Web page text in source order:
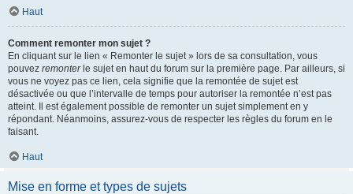
Haut
Comment remonter mon sujet ?
En cliquant sur le lien « Remonter le sujet » lors de sa consultation, vous
pouvez remonterle sujet en haut du forum sur la première page. Par ailleurs, si
vous ne voyez pas ce lien, cela signifie que la remontée de sujet est
désactivée ou que l’intervalle de temps pour autoriser la remontée n’est pas
atteint. Il est également possible de remonter un sujet simplement en y
répondant. Néanmoins, assurez-vous de respecter les règles du forum en le
faisant.
Haut
Mise en forme et types de sujets